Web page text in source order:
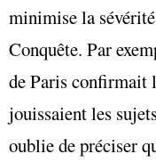
minimise la
Conquête. Par
de Paris confirmait
jouissaient les
oublie de préciser